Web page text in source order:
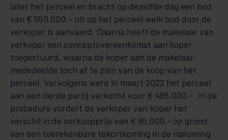
later het perceel en bracht op dezelfde dag een bod
van € 550.000,- uit op het perceel welk bod door de
verkoper is aanvaard. Daarna heeft de makelaar van
verkoper een conceptovereenkomst aan koper
toegestuurd, waarna de koper aan de makelaar
mededeelde toch af te zien van de koop van het
perceel. Vervolgens werd in maart 2022 het perceel
aan een derde partij verkocht voor € 465.000,-. In de
procedure vordert de verkoper van koper het
verschil in de verkoopprijs van € 85.000,- op grond
van een toerekenbare tekortkoming in de nakoming